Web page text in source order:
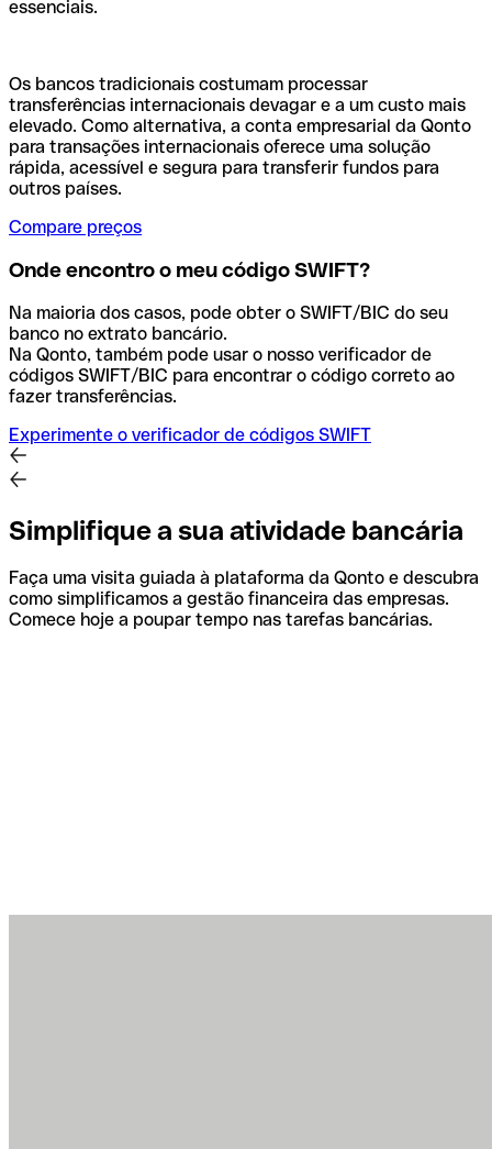
essenciais.
Os bancos tradicionais costumam processar
transferências internacionais devagar e a um custo mais
elevado. Como alternativa, a conta empresarial da Qonto
para transações internacionais oferece uma solução
rápida, acessível e segura para transferir fundos para
outros países.
Compare preços
Onde encontro o meu código SWIFT?
Na maioria dos casos, pode obter o SWIFT/BIC do seu
banco no extrato bancário.
Na Qonto, também pode usar o nosso verificador de
códigos SWIFT/BIC para encontrar o código correto ao
fazer transferências.
Experimente o verificador de códigos SWIFT
Simplifique a sua atividade bancária
Faça uma visita guiada à plataforma da Qonto e descubra
como simplificamos a gestão financeira das empresas.
Comece hoje a poupar tempo nas tarefas bancárias.